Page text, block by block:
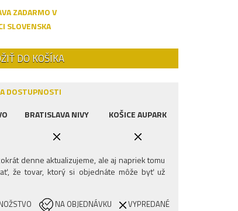
ZADARMO V
SLOVENSKA
DO KOŠÍKA
DOSTUPNOSTI
BRATISLAVA NIVY KOŠICE AUPARK
denne aktualizujeme, ale aj napriek tomu
že tovar, ktorý si objednáte môže byť už
NA OBJEDNÁVKU VYPREDANÉ